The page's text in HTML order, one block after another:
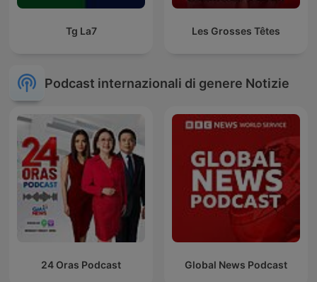
Tg La7 Les Grosses Têtes
Podcast internazionali di genere Notizie
24 Oras Podcast Global News Podcast